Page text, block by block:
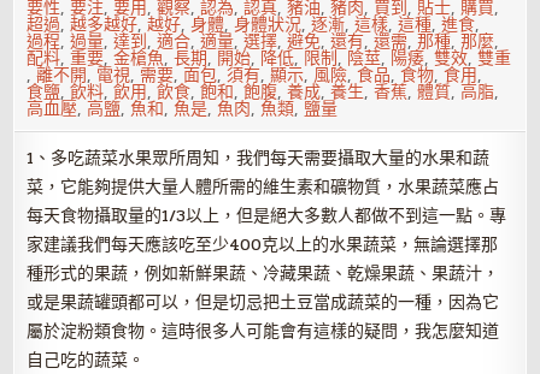
要性,要注,要用,觀察,認為,認真,豬油,豬肉, 買到,貼士,購買,
超過,越多越好,越好,身體,身體狀況,逐漸,這樣,這種,進食,
過程,過量,達到,適合,適量,選擇,避免,還有,還需,那種,那麼,
配料,重要,金槍魚,長期, 開始, 降低, 限制, 陰莖, 陽痿,雙效,雙重
,離不開, 電視, 需要,面包,須有,顯示, 風險,食品,食物,食用,
食鹽,飲料,飲用,飲食,飽和,飽腹,養成,養生,香蕉,體質,高脂,
高血壓,高鹽, 魚和, 魚是, 魚肉, 魚類, 鹽量
1、多吃蔬菜水果眾所周知，我們每天需要攝取大量的水果和蔬
菜，它能夠提供大量人體所需的維生素和礦物質，水果蔬菜應占
每天食物攝取量的1/3以上，但是絕大多數人都做不到這一點。專
家建議我們每天應該吃至少400克以上的水果蔬菜，無論選擇那
種形式的果蔬，例如新鮮果蔬、冷藏果蔬、乾燥果蔬、果蔬汁，
或是果蔬罐頭都可以，但是切忌把土豆當成蔬菜的一種，因為它
屬於淀粉類食物。這時很多人可能會有這樣的疑問，我怎麼知道
自己吃的蔬菜。